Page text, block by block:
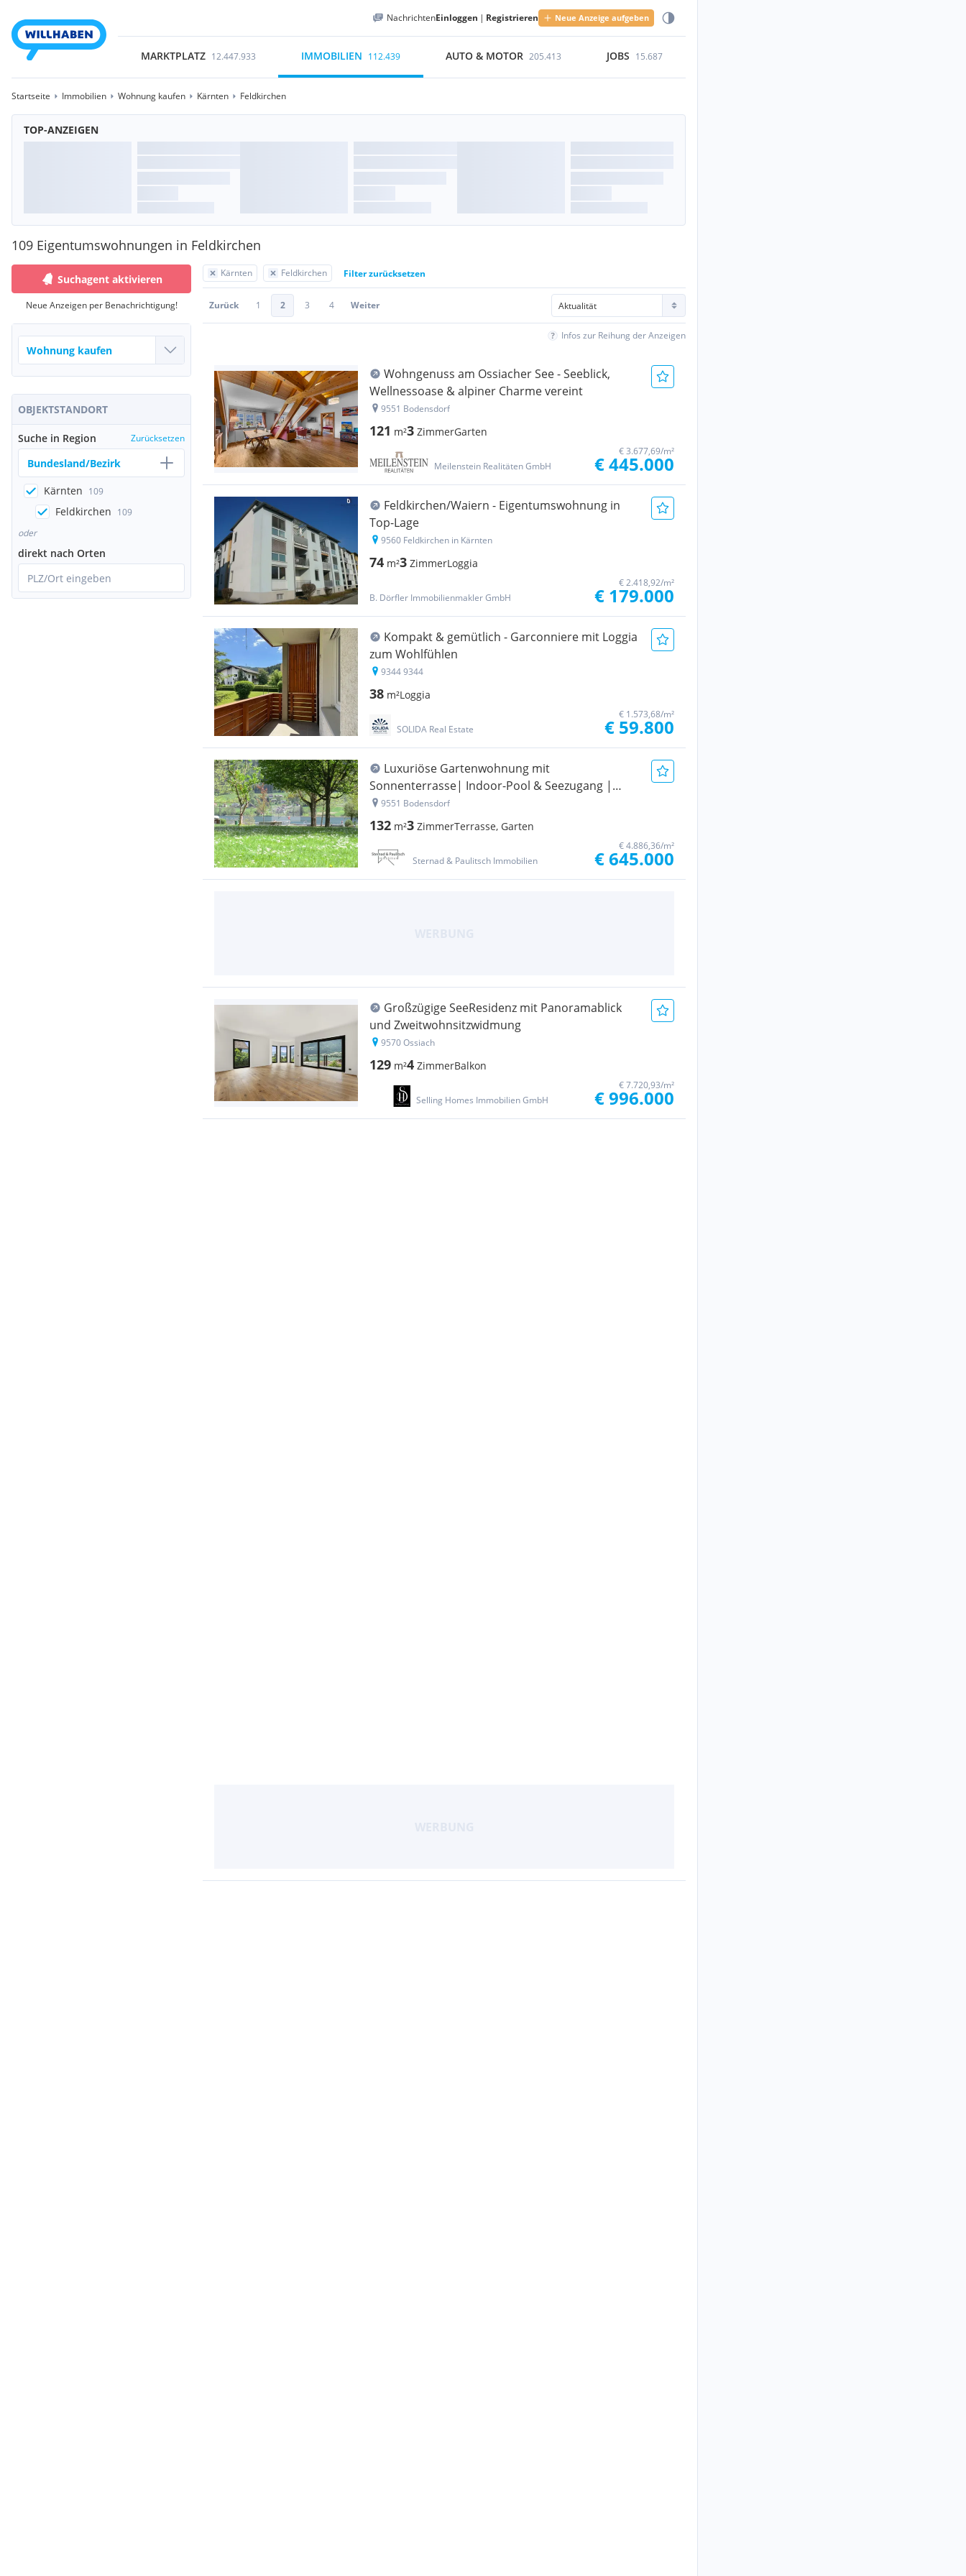
NachrichtenEinloggen | Registrieren Neue Anzeige aufgeben
MARKTPLATZ 12.447.933 IMMOBILIEN 112.439 AUTO & MOTOR 205.413 JOBS 15.687
Startseite Immobilien Wohnung kaufen Kärnten Feldkirchen
TOP-ANZEIGEN
109 Eigentumswohnungen in Feldkirchen
Suchagent aktivieren
Neue Anzeigen per Benachrichtigung!
OBJEKTSTANDORT
Suche in Region Zurücksetzen
Bundesland/Bezirk
Kärnten 109
Feldkirchen 109
oder
direkt nach Orten
PLZ/Ort eingeben
Kärnten Feldkirchen Filter zurücksetzen
Zurück 1 2 3 4 Weiter
Infos zur Reihung der Anzeigen
Wohngenuss am Ossiacher See - Seeblick,
Wellnessoase & alpiner Charme vereint
9551 Bodensdorf
121 m²3 ZimmerGarten
Meilenstein Realitäten GmbH
€ 3.677,69/m²
€ 445.000
Feldkirchen/Waiern - Eigentumswohnung in
Top-Lage
9560 Feldkirchen in Kärnten
74 m²3 ZimmerLoggia
B. Dörfler Immobilienmakler GmbH
€ 2.418,92/m²
€ 179.000
Kompakt & gemütlich - Garconniere mit Loggia
zum Wohlfühlen
9344 9344
38 m²Loggia
SOLIDA Real Estate
€ 1.573,68/m²
€ 59.800
Luxuriöse Gartenwohnung mit
Sonnenterrasse| Indoor-Pool & Seezugang |
Bodensdorf am Ossiachersee
9551 Bodensdorf
132 m²3 ZimmerTerrasse, Garten
Sternad & Paulitsch Immobilien
€ 4.886,36/m²
€ 645.000
Großzügige SeeResidenz mit Panoramablick
und Zweitwohnsitzwidmung
9570 Ossiach
129 m²4 ZimmerBalkon
Selling Homes Immobilien GmbH
€ 7.720,93/m²
€ 996.000